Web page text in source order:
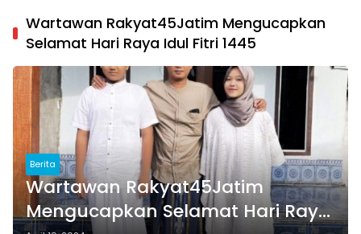
Wartawan Rakyat45Jatim Mengucapkan
Selamat Hari Raya Idul Fitri 1445
Berita
Wartawan Rakyat45Jatim
Mengucapkan Selamat Hari Raya